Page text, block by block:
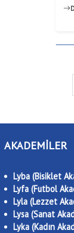
AKADEMİLER
Lyba (Bisiklet
Lyfa (Futbol
Lyla (Lezzet
Lysa (Sanat
Lyka (Kadın